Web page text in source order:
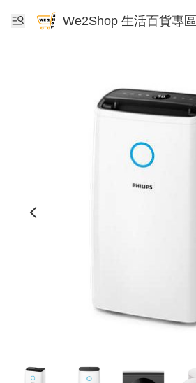
We2Shop 生活百貨專區